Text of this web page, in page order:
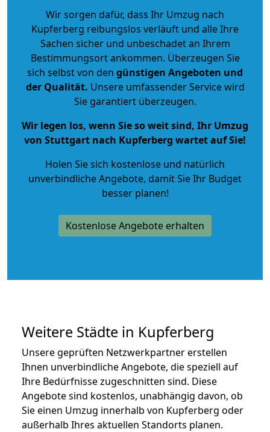
Wir sorgen dafür, dass Ihr Umzug nach
Kupferberg reibungslos verläuft und alle Ihre
Sachen sicher und unbeschadet an Ihrem
Bestimmungsort ankommen. Überzeugen Sie
sich selbst von den günstigen Angeboten und
der Qualität. Unsere umfassender Service wird
Sie garantiert überzeugen.
Wir legen los, wenn Sie so weit sind, Ihr Umzug
von Stuttgart nach Kupferberg wartet auf Sie!
Holen Sie sich kostenlose und natürlich
unverbindliche Angebote, damit Sie Ihr Budget
besser planen!
Kostenlose Angebote erhalten
Weitere Städte in Kupferberg
Unsere geprüften Netzwerkpartner erstellen
Ihnen unverbindliche Angebote, die speziell auf
Ihre Bedürfnisse zugeschnitten sind. Diese
Angebote sind kostenlos, unabhängig davon, ob
Sie einen Umzug innerhalb von Kupferberg oder
außerhalb Ihres aktuellen Standorts planen.